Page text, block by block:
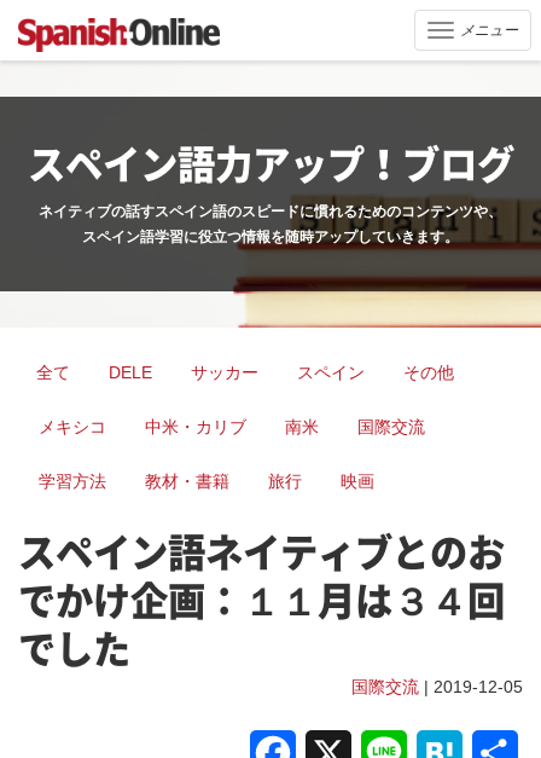
Toggle
navigation
メニュー
スペイン語力アップ！ブログ
ネイティブの話すスペイン語のスピードに慣れるためのコンテンツや、
スペイン語学習に役立つ情報を随時アップしていきます。
全て DELE サッカー スペイン その他
メキシコ 中米・カリブ 南米 国際交流
学習方法 教材・書籍 旅行 映画
スペイン語ネイティブとのお
でかけ企画：１１月は３４回
でした
国際交流 | 2019-12-05
Facebook Line Hatena